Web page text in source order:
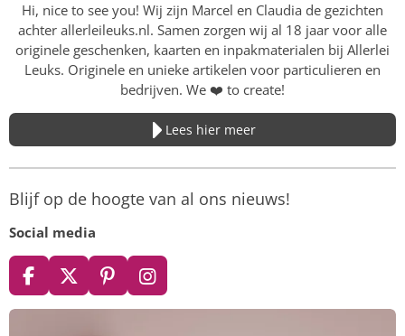
Hi, nice to see you! Wij zijn Marcel en Claudia de gezichten
achter allerleileuks.nl. Samen zorgen wij al 18 jaar voor alle
originele geschenken, kaarten en inpakmaterialen bij Allerlei
Leuks. Originele en unieke artikelen voor particulieren en
bedrijven. We ❤️ to create!
Lees hier meer
Blijf op de hoogte van al ons nieuws!
Social media
F
a
X
P
i
I
n